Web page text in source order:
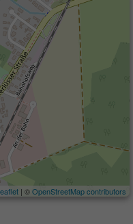
| ©OpenStreetMap contributors